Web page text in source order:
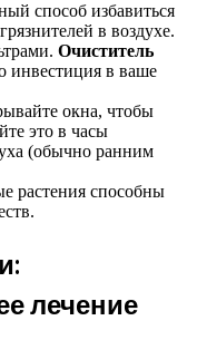
способ избавиться
в воздухе.
Очиститель
инвестиция в ваше
окна, чтобы
это в часы
(обычно ранним
растения способны
лечение